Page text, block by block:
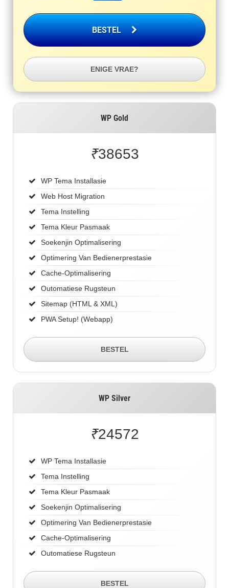
BESTEL
ENIGE VRAE?
WP Gold
₹38653
WP Tema Installasie
Web Host Migration
Tema Instelling
Tema Kleur Pasmaak
Soekenjin Optimalisering
Optimering Van Bedienerprestasie
Cache-Optimalisering
Outomatiese Rugsteun
Sitemap (HTML & XML)
PWA Setup! (Webapp)
BESTEL
WP Silver
₹24572
WP Tema Installasie
Tema Instelling
Tema Kleur Pasmaak
Soekenjin Optimalisering
Optimering Van Bedienerprestasie
Cache-Optimalisering
Outomatiese Rugsteun
BESTEL